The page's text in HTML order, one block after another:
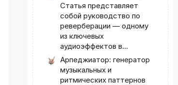
Статья представляет
собой руководство по
реверберации — одному
из ключевых
аудиоэффектов в...
Арпеджиатор: генератор
музыкальных и
ритмических паттернов